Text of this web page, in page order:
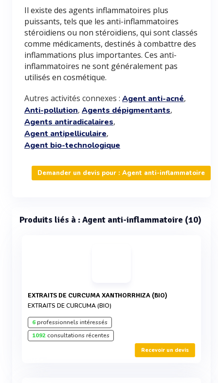
Il existe des agents inflammatoires plus
puissants, tels que les anti-inflammatoires
stéroïdiens ou non stéroïdiens, qui sont classés
comme médicaments, destinés à combattre des
inflammations plus importantes. Ces anti-
inflammatoires ne sont généralement pas
utilisés en cosmétique.
Autres activités connexes : Agent anti-acné,
Anti-pollution, Agents dépigmentants,
Agents antiradicalaires,
Agent antipelliculaire,
Agent bio-technologique
Demander un devis pour : Agent anti-inflammatoire
Produits liés à : Agent anti-inflammatoire (10)
EXTRAITS DE CURCUMA XANTHORRHIZA (BIO)
EXTRAITS DE CURCUMA (BIO)
6professionnels intéressés
1092consultations récentes
Recevoir un devis